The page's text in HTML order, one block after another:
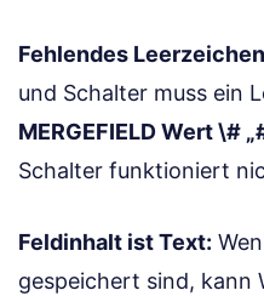
Fehlendes
und Schalter muss ein
MERGEFIELD Wert \#
Schalter funktioniert
Feldinhalt ist Text:
gespeichert sind, kann